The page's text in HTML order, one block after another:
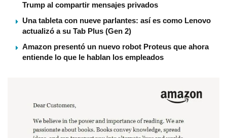
Trump al compartir mensajes privados
Una tableta con nueve parlantes: así es como Lenovo
actualizó a su Tab Plus (Gen 2)
Amazon presentó un nuevo robot Proteus que ahora
entiende lo que le hablan los empleados